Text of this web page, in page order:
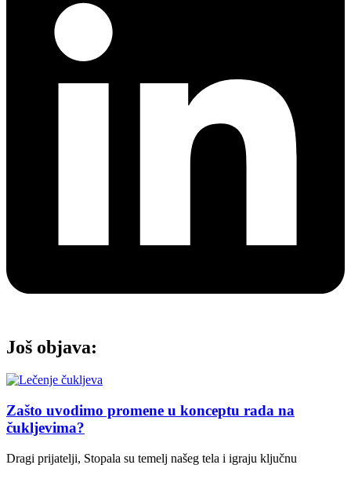
Još objava:
Zašto uvodimo promene u konceptu rada na
čukljevima?
Dragi prijatelji, Stopala su temelj našeg tela i igraju ključnu